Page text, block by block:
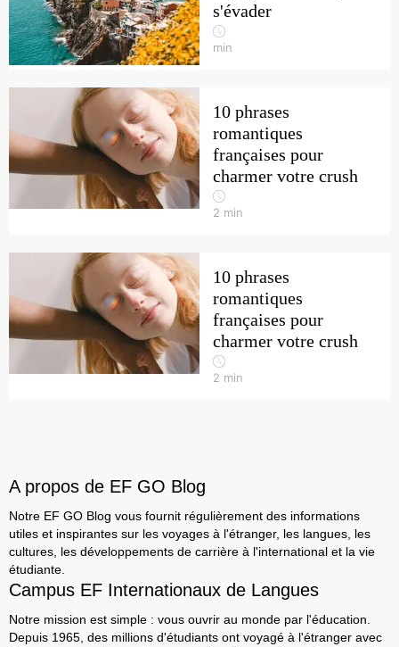
s'évader
min
10 phrases
romantiques
françaises pour
charmer votre crush
2 min
10 phrases
romantiques
françaises pour
charmer votre crush
2 min
A propos de EF GO Blog
Notre EF GO Blog vous fournit régulièrement des informations
utiles et inspirantes sur les voyages à l'étranger, les langues, les
cultures, les développements de carrière à l'international et la vie
étudiante.
Campus EF Internationaux de Langues
Notre mission est simple : vous ouvrir au monde par l'éducation.
Depuis 1965, des millions d'étudiants ont voyagé à l'étranger avec